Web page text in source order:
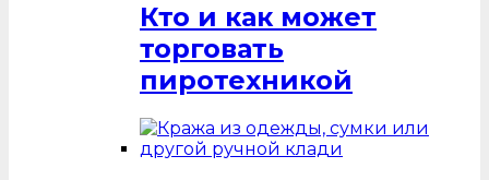
Кто и как может
торговать
пиротехникой